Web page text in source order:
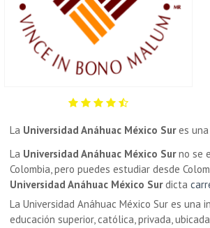
La Universidad Anáhuac México Sures una
La Universidad Anáhuac México Surno se
Colombia, pero puedes estudiar desde
Universidad Anáhuac México Surdicta
La Universidad Anáhuac México Sur es una
educación superior, católica, privada,